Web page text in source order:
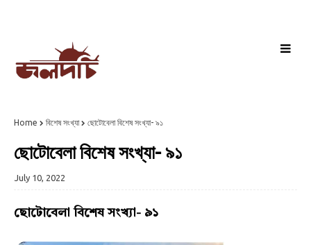
Home বিশেষ সংখ্যা ছোটোবেলা বিশেষ সংখ্যা- ৯১
ছোটোবেলা বিশেষ সংখ্যা- ৯১
July 10, 2022
ছোটোবেলা বিশেষ সংখ্যা- ৯১